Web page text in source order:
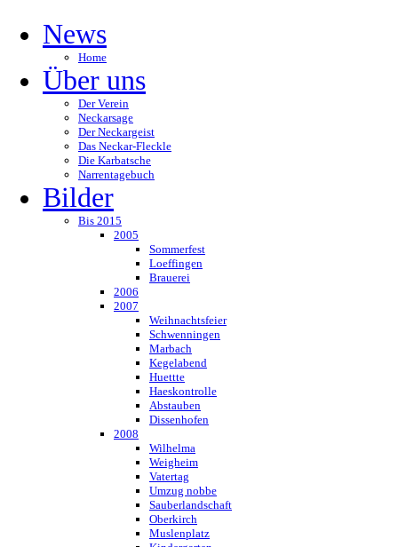
News
Home
Über uns
Der Verein
Neckarsage
Der Neckargeist
Das Neckar-Fleckle
Die Karbatsche
Narrentagebuch
Bilder
Bis 2015
2005
Sommerfest
Loeffingen
Brauerei
2006
2007
Weihnachtsfeier
Schwenningen
Marbach
Kegelabend
Huettte
Haeskontrolle
Abstauben
Dissenhofen
2008
Wilhelma
Weigheim
Vatertag
Umzug nobbe
Sauberlandschaft
Oberkirch
Muslenplatz